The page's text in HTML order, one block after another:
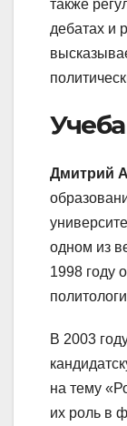
также
дебатах и
Дмитрий
одном из
1998 году
В 2003
на тему
их роль в